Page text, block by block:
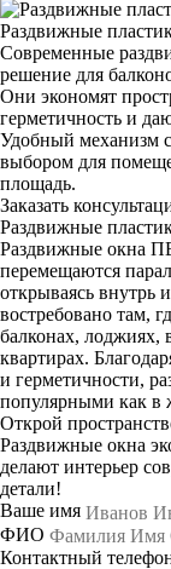
Раздвижные
Современные
решение для
Они экономят
герметичность и
Удобный механизм
выбором для
площадь.
Заказать
Раздвижные
Раздвижные окна
перемещаются
открываясь внутрь
востребовано там,
балконах, лоджиях,
квартирах.
и герметичности,
популярными как в
Открой
Раздвижные окна
делают интерьер
детали!
Ваше имя
ФИО
Контактный